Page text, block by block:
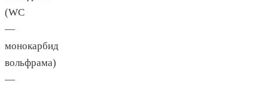
(WC
—
монокарбид
вольфрама)
—